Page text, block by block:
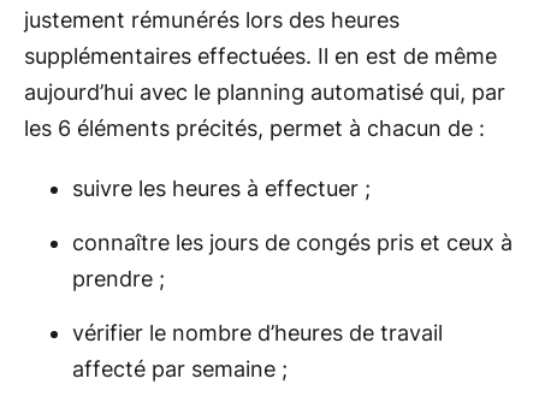
justement rémunérés lors des heures
supplémentaires effectuées. Il en est de même
aujourd’hui avec le planning automatisé qui, par
les 6 éléments précités, permet à chacun de :
suivre les heures à effectuer ;
connaître les jours de congés pris et ceux à
prendre ;
vérifier le nombre d’heures de travail
affecté par semaine ;